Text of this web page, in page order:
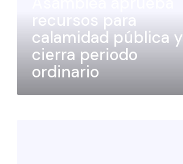
recursos para
calamidad pública y
cierra periodo
ordinario